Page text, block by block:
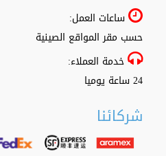
ساعات العمل:
حسب مقر المواقع الصينية
خدمة العملاء:
24 ساعة يوميا
شركائنا